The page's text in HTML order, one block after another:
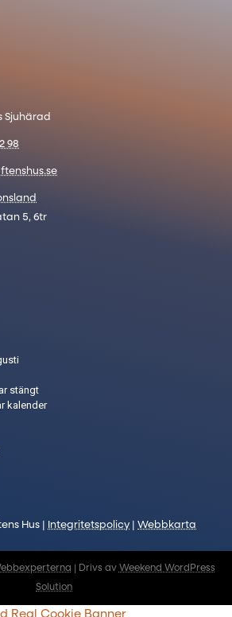
Sjuhärad
98
5, 6tr
stängt​
kalender
Hus | Integritetspolicy Webbkarta
| Drivs av Weekend WordPress
Solution
Real Cookie Banner